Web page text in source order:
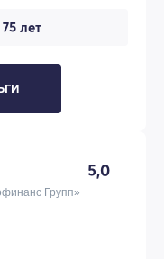
лет
5,0
Групп»